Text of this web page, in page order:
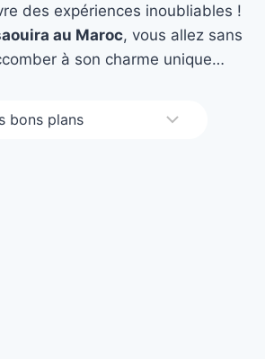
des expériences inoubliables !
au Maroc, vous allez sans
à son charme unique…